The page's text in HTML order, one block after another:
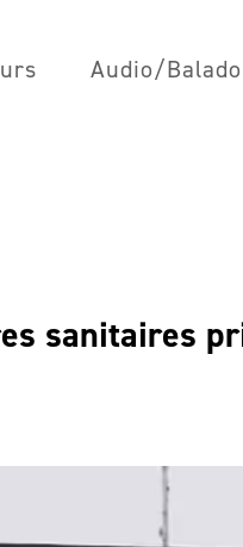
Audio/Balado
sanitaires